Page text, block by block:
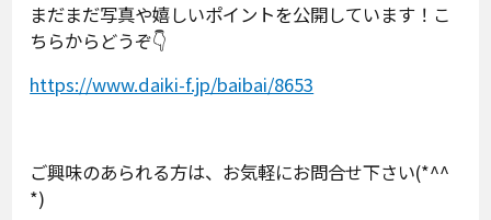
まだまだ写真や嬉しいポイントを公開しています！こ
ちらからどうぞ👇
https://www.daiki-f.jp/baibai/8653
ご興味のあられる方は、お気軽にお問合せ下さい(*^^
*)